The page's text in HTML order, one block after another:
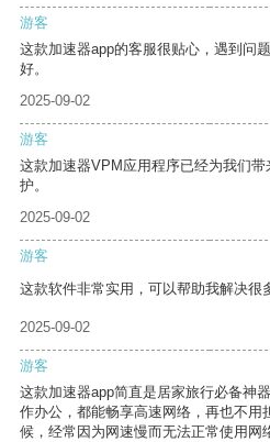
游客
这款加速器app的客服很贴心，遇到问
好。
2025-09-02
游客
这款加速器VPM应用程序已经为我们
护。
2025-09-02
游客
这款软件非常实用，可以帮助我解决很
2025-09-02
游客
这款加速器app简直是居家旅行必备神
作办公，都能畅享高速网络，再也不用
候，经常因为网速慢而无法正常使用网